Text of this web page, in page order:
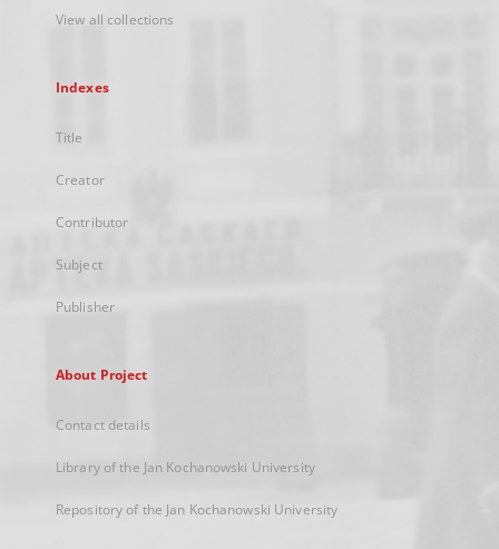
View all collections
Indexes
Title
Creator
Contributor
Subject
Publisher
About Project
Contact details
Library of the Jan Kochanowski University
Repository of the Jan Kochanowski University